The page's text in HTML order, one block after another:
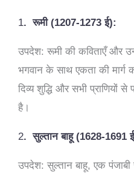
1. रूमी (1207-1273 ई):
उपदेश: रूमी की कविताएँ और
भगवान के साथ एकता की मार्ग
दिव्य शुद्धि और सभी प्राणियों
है।
2. सुल्तान बाहू (1628-1691
उपदेश: सुल्तान बाहू, एक